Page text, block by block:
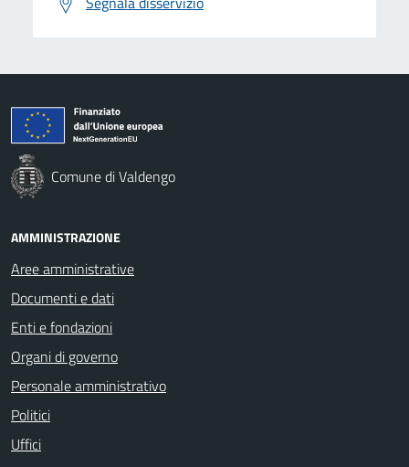
Comune di Valdengo
AMMINISTRAZIONE
Aree amministrative
Documenti e dati
Enti e fondazioni
Organi di governo
Personale amministrativo
Politici
Uffici